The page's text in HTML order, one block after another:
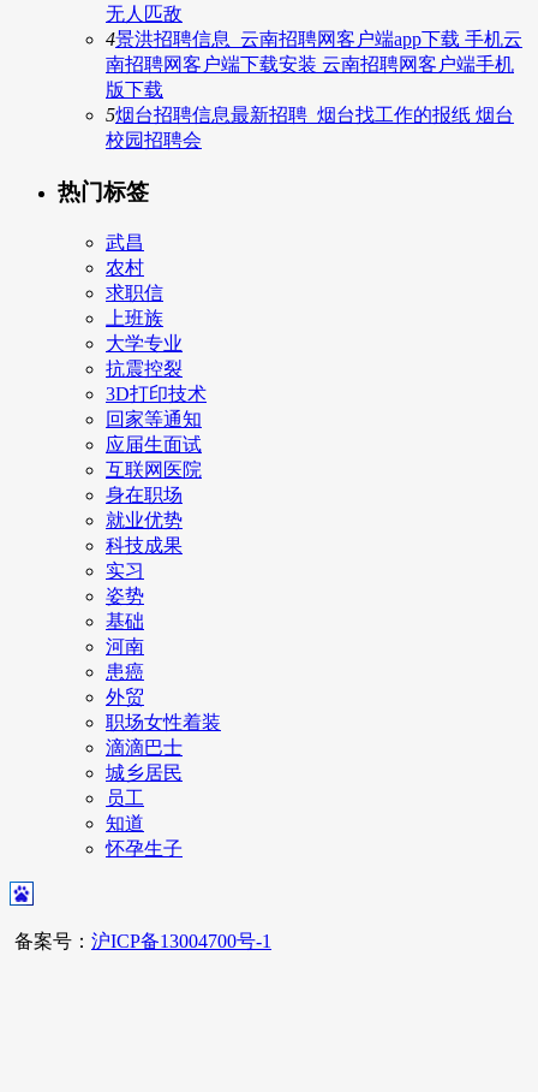
无人匹敌
4景洪招聘信息_云南招聘网客户端app下载 手机云
南招聘网客户端下载安装 云南招聘网客户端手机
版下载
5烟台招聘信息最新招聘_烟台找工作的报纸 烟台
校园招聘会
热门标签
武昌
农村
求职信
上班族
大学专业
抗震控裂
3D打印技术
回家等通知
应届生面试
互联网医院
身在职场
就业优势
科技成果
实习
姿势
基础
河南
患癌
外贸
职场女性着装
滴滴巴士
城乡居民
员工
知道
怀孕生子
备案号： 沪ICP备13004700号-1